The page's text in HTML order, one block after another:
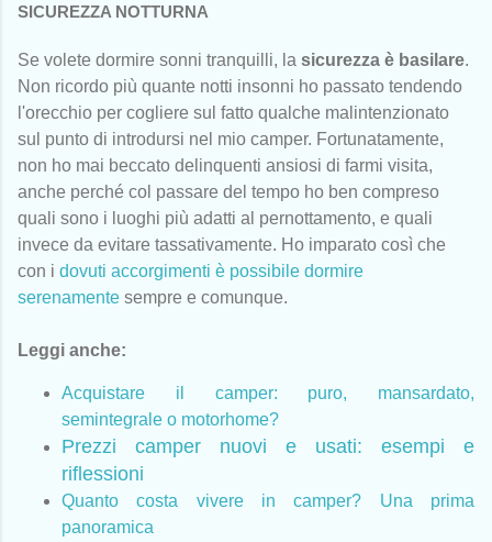
SICUREZZA NOTTURNA
Se volete dormire sonni tranquilli, la sicurezza è basilare.
Non ricordo più quante notti insonni ho passato tendendo
l'orecchio per cogliere sul fatto qualche malintenzionato
sul punto di introdursi nel mio camper. Fortunatamente,
non ho mai beccato delinquenti ansiosi di farmi visita,
anche perché col passare del tempo ho ben compreso
quali sono i luoghi più adatti al pernottamento, e quali
invece da evitare tassativamente. Ho imparato così che
con i dovuti accorgimenti è possibile dormire
serenamente sempre e comunque.
Leggi anche:
Acquistare il camper: puro, mansardato,
semintegrale o motorhome?
Prezzi camper nuovi e usati: esempi e
riflessioni
Quanto costa vivere in camper? Una prima
panoramica